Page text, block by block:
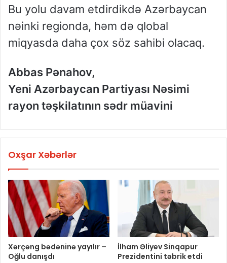
Bu yolu davam etdirdikdə Azərbaycan
nəinki regionda, həm də qlobal
miqyasda daha çox söz sahibi olacaq.
Abbas Pənahov,
Yeni Azərbaycan Partiyası Nəsimi
rayon təşkilatının sədr müavini
Oxşar Xəbərlər
Xərçəng bədəninə yayılır –
Oğlu danışdı
İlham Əliyev Sinqapur
Prezidentini təbrik etdi